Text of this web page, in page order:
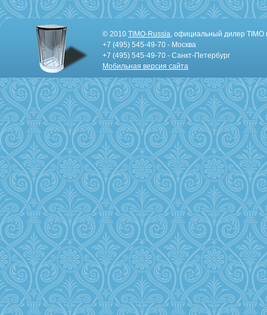
© 2010 TIMO-Russia, официальный дилер TIMO
+7 (495) 545-49-70 - Москва
+7 (495) 545-49-70 - Санкт-Петербург
Мобильная версия сайта